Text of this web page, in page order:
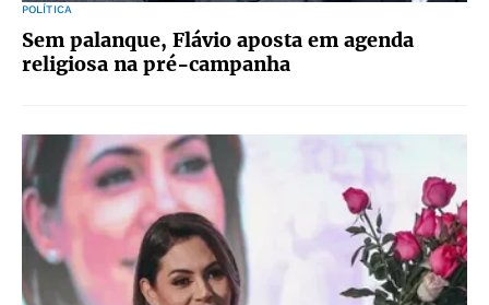
POLÍTICA
Sem palanque, Flávio aposta em agenda
religiosa na pré-campanha